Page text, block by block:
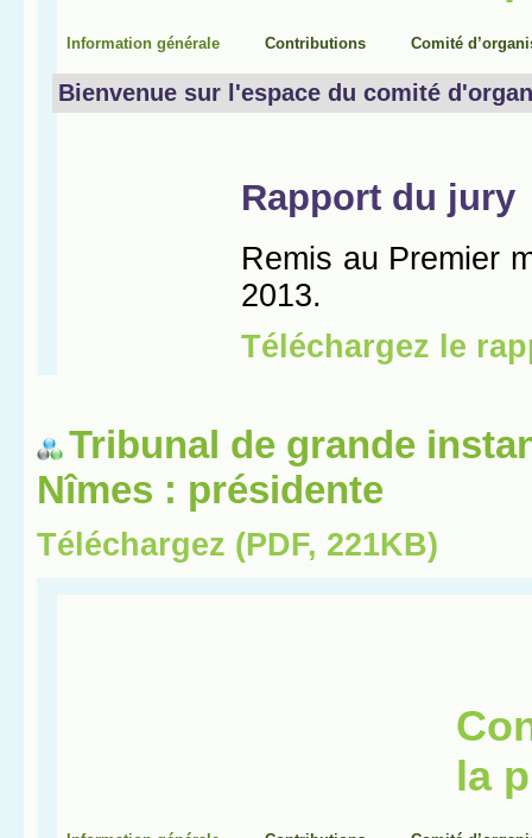
Tribunal de grande
Nîmes : présidente
Téléchargez (PDF, 221KB)